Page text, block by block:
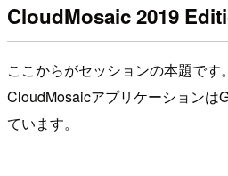
CloudMosaic 2019
ここからがセッションの本題です。
CloudMosaicアプリケーションは
ています。